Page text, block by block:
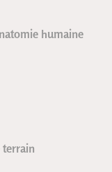
humaine
terrain